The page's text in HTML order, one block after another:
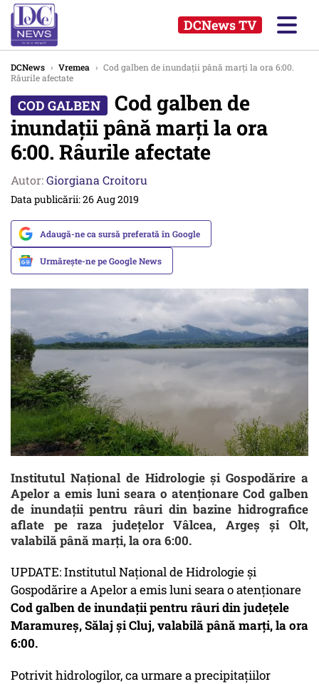
DCNews TV
DCNews › Vremea › Cod galben de inundaţii până marţi la ora 6:00.
Râurile afectate
Cod galben de
inundaţii până marţi la ora
6:00. Râurile afectate
Autor:Giorgiana Croitoru
Data publicării: 26 Aug 2019
Adaugă-ne ca sursă preferată în Google
Urmărește-ne pe Google News
Institutul Naţional de Hidrologie şi Gospodărire a
Apelor a emis luni seara o atenţionare Cod galben
de inundaţii pentru râuri din bazine hidrografice
aflate pe raza judeţelor Vâlcea, Argeş şi Olt,
valabilă până marţi, la ora 6:00.
UPDATE: Institutul Naţional de Hidrologie şi
Gospodărire a Apelor a emis luni seara o atenţionare
Cod galbende inundaţii pentru râuri din judeţele
Maramureş, Sălaj şi Cluj, valabilă până marţi, la ora
6:00.
Potrivit hidrologilor, ca urmare a precipitaţiilor